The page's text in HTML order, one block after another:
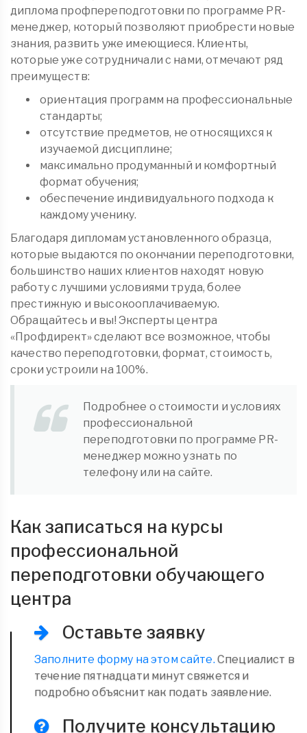
диплома профпереподготовки по программе PR-
менеджер, который позволяют приобрести новые
знания, развить уже имеющиеся. Клиенты,
которые уже сотрудничали с нами, отмечают ряд
преимуществ:
ориентация программ на профессиональные
стандарты;
отсутствие предметов, не относящихся к
изучаемой дисциплине;
максимально продуманный и комфортный
формат обучения;
обеспечение индивидуального подхода к
каждому ученику.
Благодаря дипломам установленного образца,
которые выдаются по окончании переподготовки,
большинство наших клиентов находят новую
работу с лучшими условиями труда, более
престижную и высокооплачиваемую.
Обращайтесь и вы! Эксперты центра
«Профдирект» сделают все возможное, чтобы
качество переподготовки, формат, стоимость,
сроки устроили на 100%.
Подробнее о стоимости и условиях
профессиональной
переподготовки по программе PR-
менеджер можно узнать по
телефону или на сайте.
Как записаться на курсы
профессиональной
переподготовки обучающего
центра
Оставьте заявку
Заполните форму на этом сайте. Специалист в
течение пятнадцати минут свяжется и
подробно объяснит как подать заявление.
Получите консультацию